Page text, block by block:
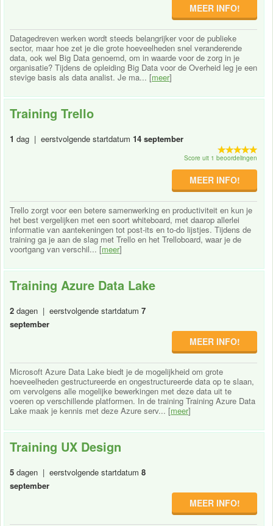
MEER INFO!
Datagedreven werken wordt steeds belangrijker voor de publieke
sector, maar hoe zet je die grote hoeveelheden snel veranderende
data, ook wel Big Data genoemd, om in waarde voor de zorg in je
organisatie? Tijdens de opleiding Big Data voor de Overheid leg je een
stevige basis als data analist. Je ma... [meer]
Training Trello
1 dag | eerstvolgende startdatum 14 september
Score uit 1 beoordelingen
MEER INFO!
Trello zorgt voor een betere samenwerking en productiviteit en kun je
het best vergelijken met een soort whiteboard, met daarop allerlei
informatie van aantekeningen tot post-its en to-do lijstjes. Tijdens de
training ga je aan de slag met Trello en het Trelloboard, waar je de
voortgang van verschil... [meer]
Training Azure Data Lake
2 dagen | eerstvolgende startdatum 7
september
MEER INFO!
Microsoft Azure Data Lake biedt je de mogelijkheid om grote
hoeveelheden gestructureerde en ongestructureerde data op te slaan,
om vervolgens alle mogelijke bewerkingen met deze data uit te
voeren op verschillende platformen. In de training Training Azure Data
Lake maak je kennis met deze Azure serv... [meer]
Training UX Design
5 dagen | eerstvolgende startdatum 8
september
MEER INFO!